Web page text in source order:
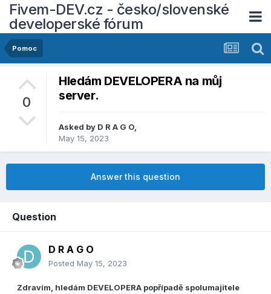
Fivem-DEV.cz - česko/slovenské
developerské fórum
Pomoc
0
Hledám DEVELOPERA na můj
server.
Asked by D R A G O,
May 15, 2023
Answer this question
Question
D R A G O
Posted May 15, 2023
Zdravím, hledám DEVELOPERA popřípadě spolumajitele